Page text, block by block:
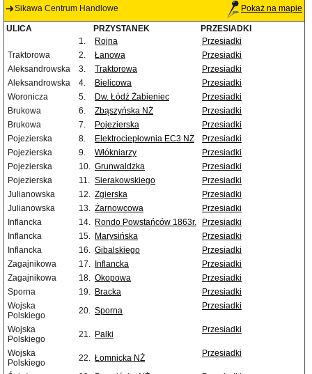
Sikawa Centrum Handlowe Pokaż na mapie
ULICA PRZYSTANEK
PRZESIADKI
1.
Rojna
Przesiadki
Traktorowa
2. Łanowa
Przesiadki
Aleksandrowska
3. Traktorowa
Przesiadki
Aleksandrowska
4. Bielicowa
Przesiadki
Woronicza
5. Dw. Łódź Żabieniec
Przesiadki
Brukowa
6. Zbąszyńska NŻ
Przesiadki
Brukowa
7. Pojezierska
Przesiadki
Pojezierska
8. Elektrociepłownia EC3 NŻ
Przesiadki
Pojezierska
9. Włókniarzy
Przesiadki
Pojezierska
10. Grunwaldzka
Przesiadki
Pojezierska
11. Sierakowskiego
Przesiadki
Julianowska
12. Zgierska
Przesiadki
Julianowska
13. Żarnowcowa
Przesiadki
Inflancka
14. Rondo Powstańców 1863r.
Przesiadki
Inflancka
15. Marysińska
Przesiadki
Inflancka
16. Gibalskiego
Przesiadki
Zagajnikowa
17. Inflancka
Przesiadki
Zagajnikowa
18. Okopowa
Przesiadki
Sporna
19. Bracka
Przesiadki
Wojska
Polskiego
20. Sporna Przesiadki
Wojska
Polskiego
21. Palki Przesiadki
Wojska
Polskiego
22. Łomnicka NŻ Przesiadki